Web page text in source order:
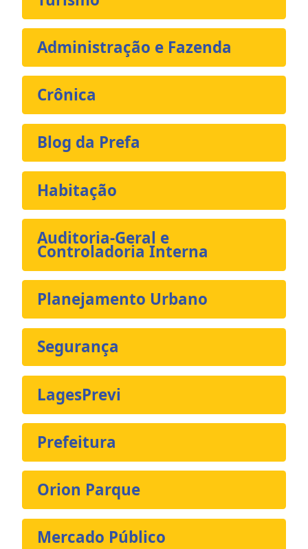
Administração e Fazenda
Crônica
Blog da Prefa
Habitação
Auditoria-Geral e
Controladoria Interna
Planejamento Urbano
Segurança
LagesPrevi
Prefeitura
Orion Parque
Mercado Público